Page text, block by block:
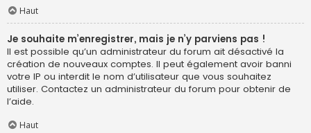
Haut
Je souhaite m’enregistrer, mais je n’y parviens pas !
Il est possible qu’un administrateur du forum ait désactivé la
création de nouveaux comptes. Il peut également avoir banni
votre IP ou interdit le nom d’utilisateur que vous souhaitez
utiliser. Contactez un administrateur du forum pour obtenir de
l’aide.
Haut